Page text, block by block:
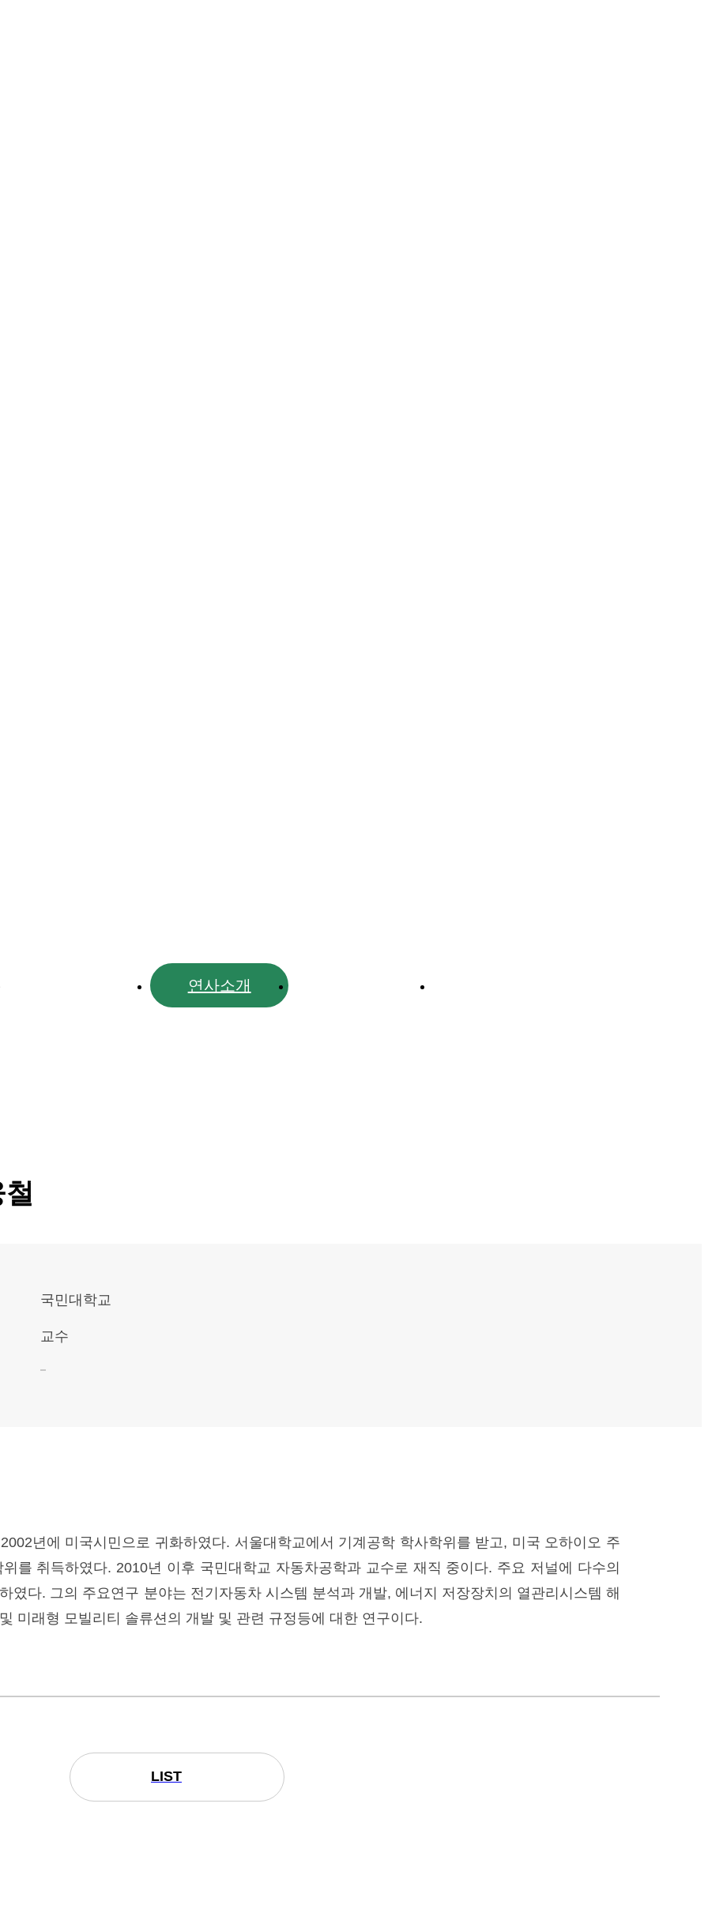
연사소개
국민대학교
교수
년에 미국시민으로 귀화하였다. 서울대학교에서 기계공학 학사학위를 받고, 미국 오하이오 주
를 취득하였다. 2010년 이후 국민대학교 자동차공학과 교수로 재직 중이다. 주요 저널에 다수의
였다. 그의 주요연구 분야는 전기자동차 시스템 분석과 개발, 에너지 저장장치의 열관리시스템 해
미래형 모빌리티 솔류션의 개발 및 관련 규정등에 대한 연구이다.
LIST